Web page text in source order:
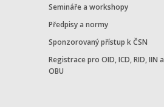
Semináře a workshopy
Předpisy a normy
Sponzorovaný přístup k ČSN
Registrace pro OID, ICD, RID, IIN a
OBU